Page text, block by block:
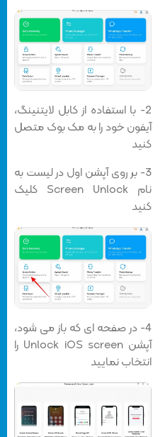
2- با استفاده از کابل لایتنینگ،
آیفون خود را به مک بوک متصل
3- بر روی آپشن اول در لیست به
نام Screen Unlock کلیک
4- در صفحه ای که باز می شود،
آپشن Unlock iOS screen را
انتخاب نمایید